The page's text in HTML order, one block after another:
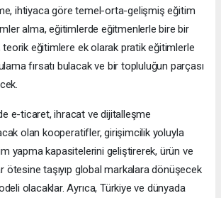
ihtiyaca göre temel-orta-gelişmiş eğitim
alma, eğitimlerde eğitmenlerle bire bir
eğitimlere ek olarak pratik eğitimlerle
fırsatı bulacak ve bir topluluğun parçası
e-ticaret, ihracat ve dijitalleşme
olan kooperatifler, girişimcilik yoluyla
yapma kapasitelerini geliştirerek, ürün ve
ötesine taşıyıp global markalara dönüşecek
olacaklar. Ayrıca, Türkiye ve dünyada